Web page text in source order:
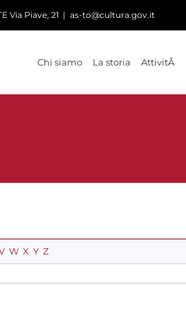
Via Piave, 21 | as-to@cultura.gov.it
Chi siamo La storia AttivitÃ
W X Y Z